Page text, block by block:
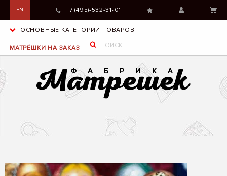
EN +7 (495)-532-31-01
ОСНОВНЫЕ КАТЕГОРИИ ТОВАРОВ
МАТРЁШКИ НА ЗАКАЗ